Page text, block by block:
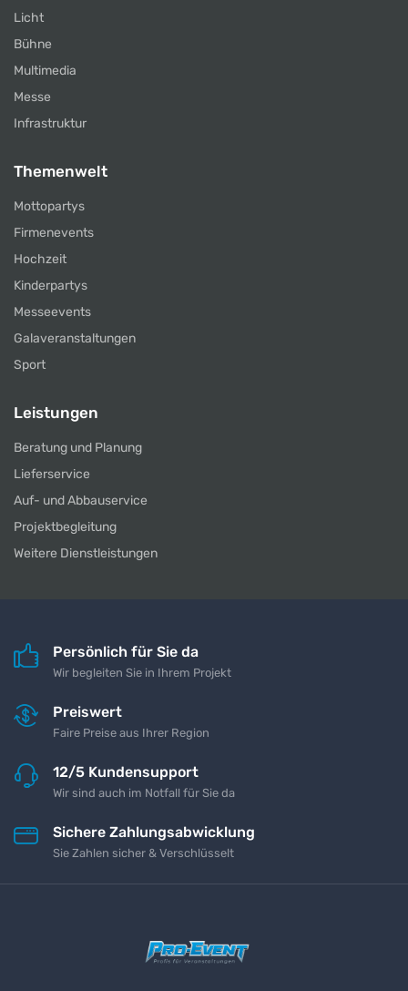
Licht
Bühne
Multimedia
Messe
Infrastruktur
Themenwelt
Mottopartys
Firmenevents
Hochzeit
Kinderpartys
Messeevents
Galaveranstaltungen
Sport
Leistungen
Beratung und Planung
Lieferservice
Auf- und Abbauservice
Projektbegleitung
Weitere Dienstleistungen
Persönlich für Sie da
Wir begleiten Sie in Ihrem Projekt
Preiswert
Faire Preise aus Ihrer Region
12/5 Kundensupport
Wir sind auch im Notfall für Sie da
Sichere Zahlungsabwicklung
Sie Zahlen sicher & Verschlüsselt